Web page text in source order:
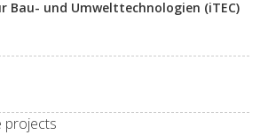
und Umwelttechnologien (iTEC)
projects